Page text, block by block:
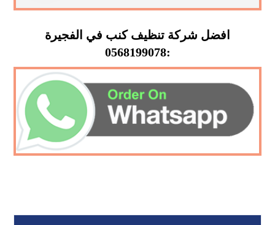
افضل شركة تنظيف كنب في الفجيرة
:0568199078